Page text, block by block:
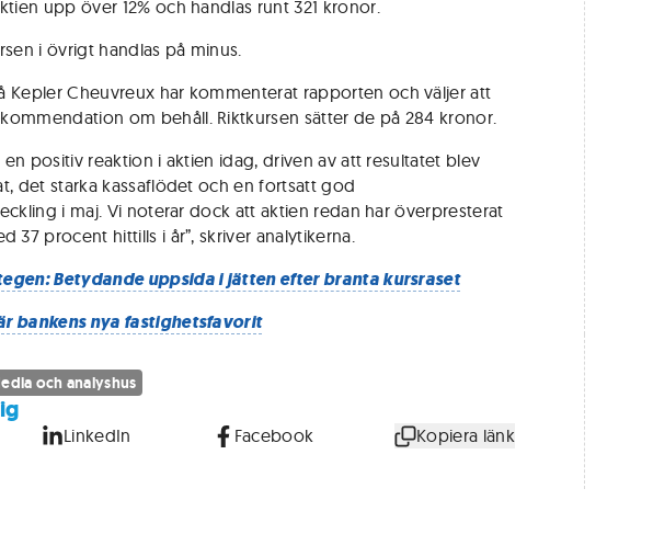
upp över 12% och handlas runt 321 kronor.
i övrigt handlas på minus.
Kepler Cheuvreux har kommenterat rapporten och väljer att
om behåll. Riktkursen sätter de på 284 kronor.
en positiv reaktion i aktien idag, driven av att resultatet blev
det starka kassaflödet och en fortsatt god
i maj. Vi noterar dock att aktien redan har överpresterat
37 procent hittills i år”, skriver analytikerna.
Betydande uppsida i jätten efter branta kursraset
bankens nya fastighetsfavorit
och analyshus
LinkedIn Facebook Kopiera länk